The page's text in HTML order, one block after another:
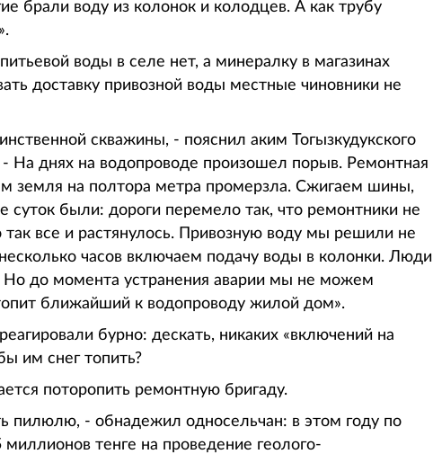
брали воду из колонок и колодцев. А как трубу
воды в селе нет, а минералку в магазинах
доставку привозной воды местные чиновники не
скважины, - пояснил аким Тогызкудукского
На днях на водопроводе произошел порыв. Ремонтная
земля на полтора метра промерзла. Сжигаем шины,
были: дороги перемело так, что ремонтники не
все и растянулось. Привозную воду мы решили не
часов включаем подачу воды в колонки. Люди
Но до момента устранения аварии мы не можем
ближайший к водопроводу жилой дом».
бурно: дескать, никаких «включений на
им снег топить?
поторопить ремонтную бригаду.
пилюлю, - обнадежил односельчан: в этом году по
тенге на проведение геолого-